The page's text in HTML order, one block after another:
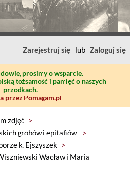
Zarejestruj się lub Zaloguj się
prosimy o wsparcie.
tożsamość i pamięć o naszych
przodkach.
przez Pomagam.pl
zdjęć >
grobów i epitafiów. >
k. Ejszyszek >
Wacław i Maria